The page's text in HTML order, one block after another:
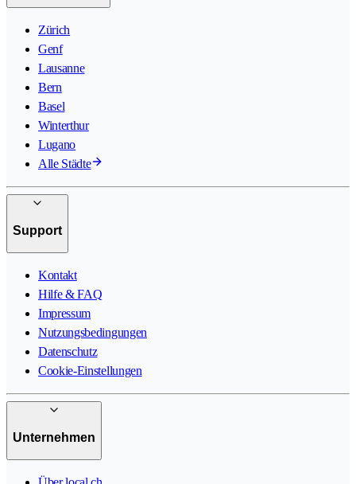
Zürich
Genf
Lausanne
Bern
Basel
Winterthur
Lugano
Alle Städte
Support
Kontakt
Hilfe & FAQ
Impressum
Nutzungsbedingungen
Datenschutz
Cookie-Einstellungen
Unternehmen